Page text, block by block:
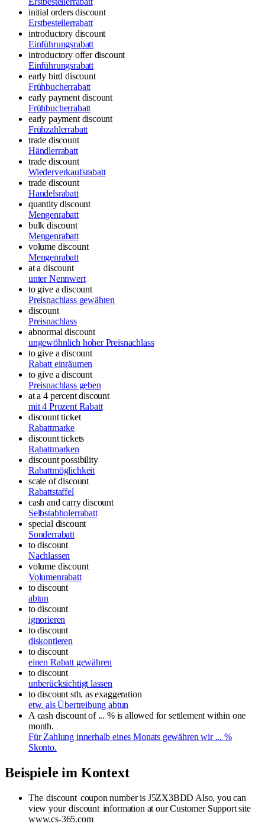
initial orders discount
Erstbestellerrabatt
introductory discount
Einführungsrabatt
introductory offer discount
Einführungsrabatt
early bird discount
Frühbucherrabatt
early payment discount
Frühbucherrabatt
early payment discount
Frühzahlerrabatt
trade discount
Händlerrabatt
trade discount
Wiederverkaufsrabatt
trade discount
Handelsrabatt
quantity discount
Mengenrabatt
bulk discount
Mengenrabatt
volume discount
Mengenrabatt
at a discount
unter Nennwert
to give a discount
Preisnachlass gewähren
discount
Preisnachlass
abnormal discount
ungewöhnlich hoher Preisnachlass
to give a discount
Rabatt einräumen
to give a discount
Preisnachlass geben
at a 4 percent discount
mit 4 Prozent Rabatt
discount ticket
Rabattmarke
discount tickets
Rabattmarken
discount possibility
Rabattmöglichkeit
scale of discount
Rabattstaffel
cash and carry discount
Selbstabholerrabatt
special discount
Sonderrabatt
to discount
Nachlassen
volume discount
Volumenrabatt
to discount
abtun
to discount
ignorieren
to discount
diskontieren
to discount
einen Rabatt gewähren
to discount
unberücksichtigt lassen
to discount sth. as exaggeration
etw. als Übertreibung abtun
A cash discount of ... % is allowed for settlement within one
month.
Für Zahlung innerhalb eines Monats gewähren wir ... %
Skonto.
Beispiele im Kontext
The discount coupon number is J5ZX3BDD Also, you can
view your discount information at our Customer Support site
www.cs-365.com